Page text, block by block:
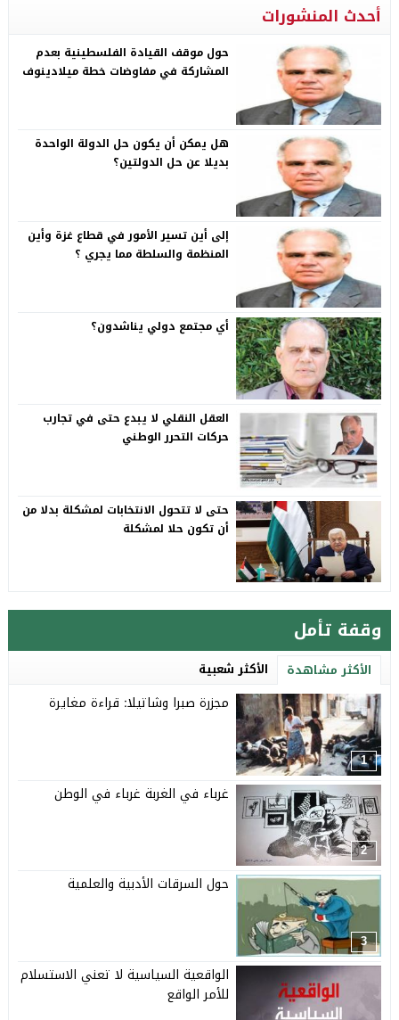
أحدث المنشورات
حول موقف القيادة الفلسطينية بعدم
المشاركة في مفاوضات خطة ميلادينوف
هل يمكن أن يكون حل الدولة الواحدة
بديلا عن حل الدولتين؟
إلى أين تسير الأمور في قطاع غزة وأين
المنظمة والسلطة مما يجري ؟
أي مجتمع دولي يناشدون؟
العقل النقلي لا يبدع حتى في تجارب
حركات التحرر الوطني
حتى لا تتحول الانتخابات لمشكلة بدلا من
أن تكون حلا لمشكلة
وقفة تأمل
الأكثر مشاهدة الأكثر شعبية
1
مجزرة صبرا وشاتيلا: قراءة مغايرة
2
غرباء في الغربة غرباء في الوطن
3
حول السرقات الأدبية والعلمية
الواقعية السياسية لا تعني الاستسلام
للأمر الواقع